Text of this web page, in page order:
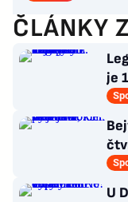
ČLÁNKY
je
U